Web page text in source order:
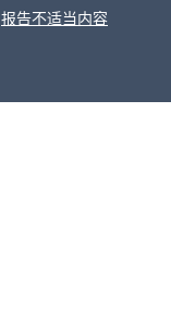
报告不适当内容